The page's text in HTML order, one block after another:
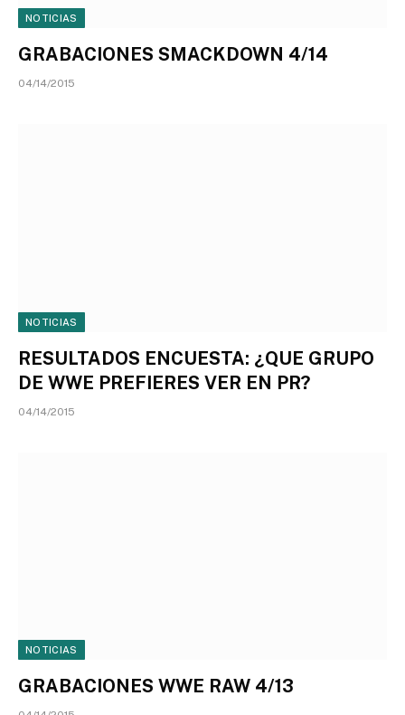
NOTICIAS
GRABACIONES SMACKDOWN 4/14
04/14/2015
NOTICIAS
RESULTADOS ENCUESTA: ¿QUE GRUPO
DE WWE PREFIERES VER EN PR?
04/14/2015
NOTICIAS
GRABACIONES WWE RAW 4/13